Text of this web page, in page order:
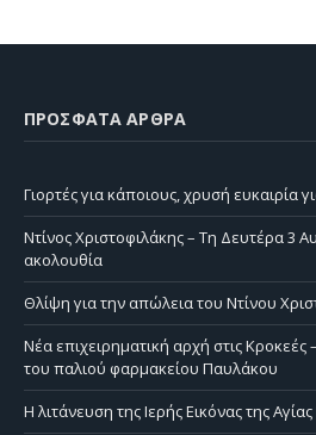
ΠΡΌΣΦΑΤΑ ΆΡΘΡΑ
Γιορτές για κάποιους, χρυσή ευκαιρία
Ντίνος Χριστοφιλάκης – Τη Δευτέρα 3
ακολουθία
Θλίψη για την απώλεια του Ντίνου
Νέα επιχειρηματική αρχή στις
του παλιού φαρμακείου Παυλάκου
Η λιτάνευση της Ιερής Εικόνας της